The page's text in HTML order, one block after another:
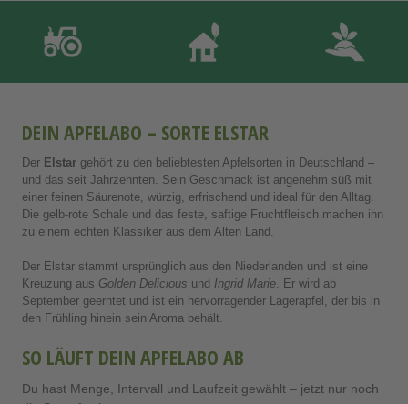
DEIN APFELABO – SORTE ELSTAR
Der Elstar gehört zu den beliebtesten Apfelsorten in Deutschland –
und das seit Jahrzehnten. Sein Geschmack ist angenehm süß mit
einer feinen Säurenote, würzig, erfrischend und ideal für den Alltag.
Die gelb-rote Schale und das feste, saftige Fruchtfleisch machen ihn
zu einem echten Klassiker aus dem Alten Land.
Der Elstar stammt ursprünglich aus den Niederlanden und ist eine
Kreuzung aus Golden Delicious und Ingrid Marie. Er wird ab
September geerntet und ist ein hervorragender Lagerapfel, der bis in
den Frühling hinein sein Aroma behält.
SO LÄUFT DEIN APFELABO AB
Du hast Menge, Intervall und Laufzeit gewählt – jetzt nur noch